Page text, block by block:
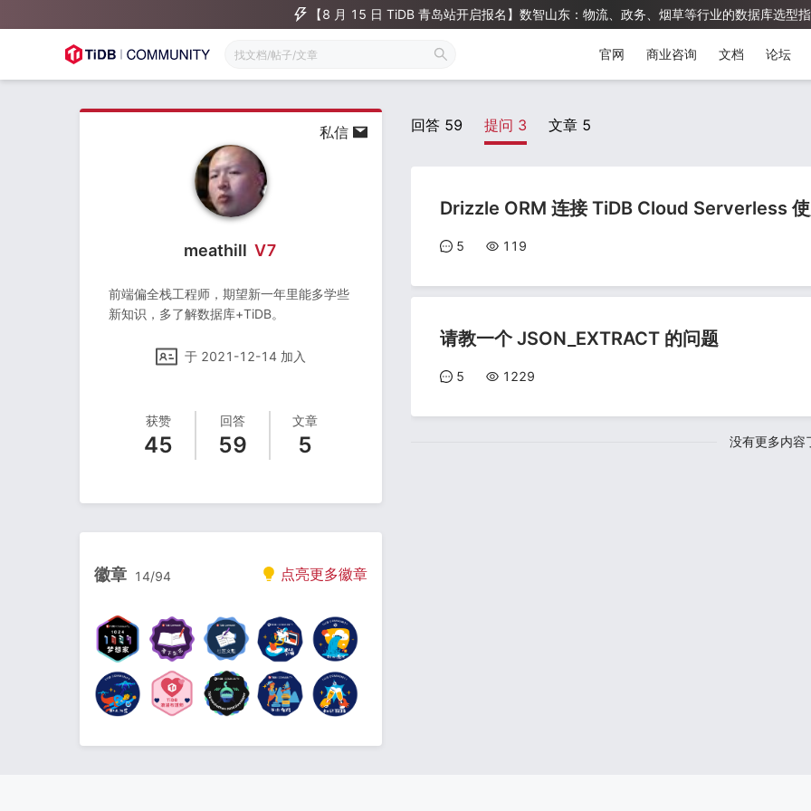
【8 月 15 日 TiDB 青岛站开启报名】数智山东：物流、政务、烟草等行业的数据库选型
官网 商业咨询 文档 论坛
私信
meathill V7
前端偏全栈工程师，期望新一年里能多学些
新知识，多了解数据库+TiDB。
于 2021-12-14加入
获赞
45
回答
59
文章
5
徽章 14/94 点亮更多徽章
回答 59 提问 3 文章 5
Drizzle ORM 连接 TiDB Cloud Serverless
5 119
请教一个 JSON_EXTRACT 的问题
5 1229
没有更多内容